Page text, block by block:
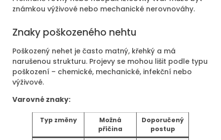
známkou výživové nebo mechanické nerovnováhy.
Znaky poškozeného nehtu
Poškozený nehet je často matný, křehký a má
narušenou strukturu. Projevy se mohou lišit podle typu
poškození – chemické, mechanické, infekční nebo
výživové.
Varovné znaky:
Typ změny
Možná
příčina
Doporučený
postup